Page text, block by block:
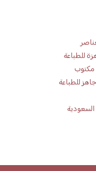
مكتوب
السعودية